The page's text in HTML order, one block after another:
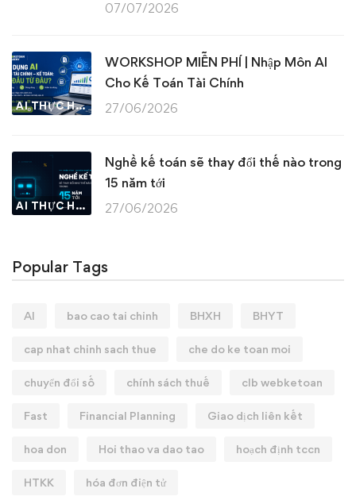
07/07/2026
AI THỰC HÀNH
WORKSHOP MIỄN PHÍ | Nhập Môn AI
Cho Kế Toán Tài Chính
27/06/2026
AI THỰC HÀNH
Nghề kế toán sẽ thay đổi thế nào trong
15 năm tới
27/06/2026
Popular Tags
AI bao cao tai chinh BHXH BHYT
cap nhat chinh sach thue che do ke toan moi
chuyển đổi số chính sách thuế clb webketoan
Fast Financial Planning Giao dịch liên kết
hoa don Hoi thao va dao tao hoạch định tccn
HTKK hóa đơn điện tử